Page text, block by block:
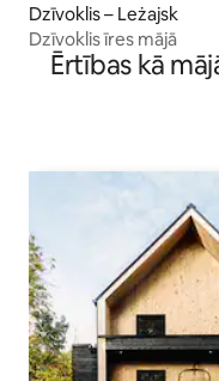
Dzīvoklis – Leżajsk
Dzīvoklis īres mājā
Ērtības kā